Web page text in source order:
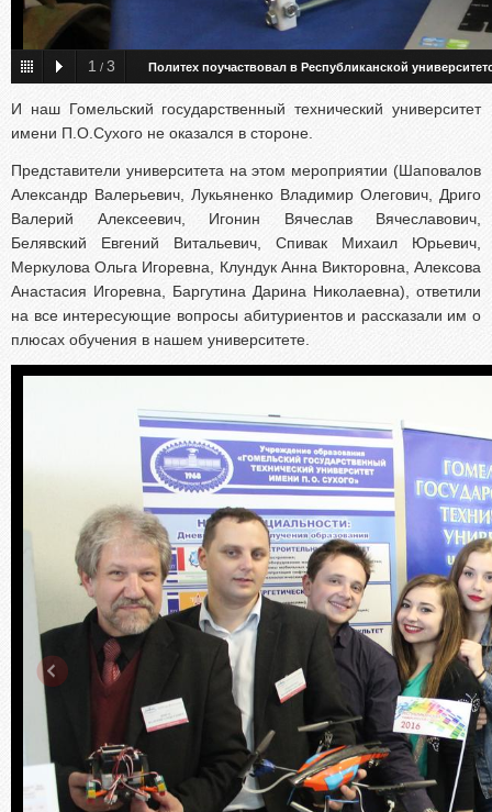
1 / 3 Политех поучаствовал в Республиканской
И наш Гомельский государственный технический университет
имени П.О.Сухого не оказался в стороне.
Представители университета на этом мероприятии (Шаповалов
Александр Валерьевич, Лукьяненко Владимир Олегович, Дриго
Валерий Алексеевич, Игонин Вячеслав Вячеславович,
Белявский Евгений Витальевич, Спивак Михаил Юрьевич,
Меркулова Ольга Игоревна, Клундук Анна Викторовна, Алексова
Анастасия Игоревна, Баргутина Дарина Николаевна), ответили
на все интересующие вопросы абитуриентов и рассказали им о
плюсах обучения в нашем университете.